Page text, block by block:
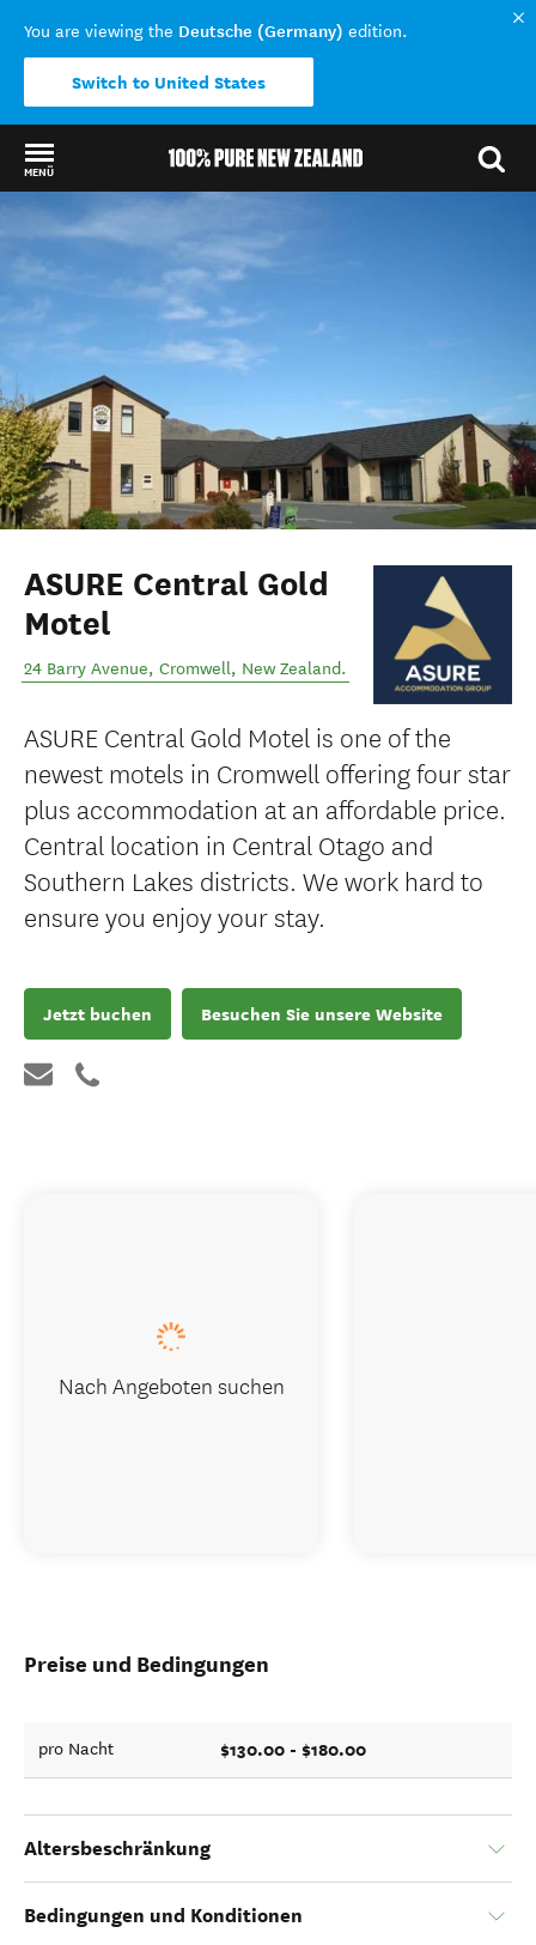
You are viewing the Deutsche (Germany) edition.
Switch to United States
MENÜ
Back to my results
ASURE Central Gold
Motel
24 Barry Avenue, Cromwell, New Zealand.
ASURE Central Gold Motel is one of the
newest motels in Cromwell offering four star
plus accommodation at an affordable price.
Central location in Central Otago and
Southern Lakes districts. We work hard to
ensure you enjoy your stay.
Jetzt buchen Besuchen Sie unsere Website
Preise und Bedingungen
pro Nacht $130.00 - $180.00
Altersbeschränkung
Bedingungen und Konditionen
Nach Angeboten suchen